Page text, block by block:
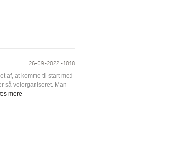
26-09-2022 - 10:18
af, at komme til start med
så velorganiseret. Man
mere